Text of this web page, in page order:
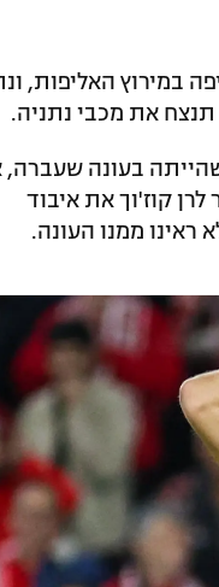
במירוץ האליפות,
את מכבי נתניה.
בעונה שעברה,
אותה עם אליפות. יכול להיות שהתיקו 1:1 הזכיר לרן קוז'וך את איבוד
ממנו העונה.